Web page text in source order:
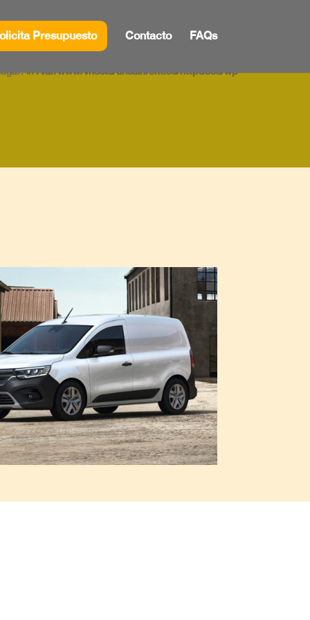
in/var/www/vhosts/unsainrent.es/httpdocs/wp-
in/var/www/vhosts/unsainrent.es/httpdocs/wp-
Presupuesto Contacto FAQs